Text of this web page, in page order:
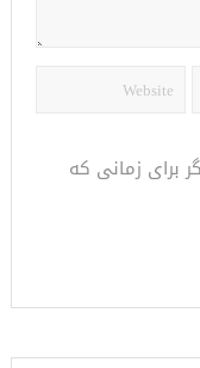
برای زمانی که